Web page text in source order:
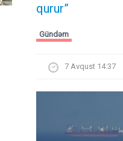
qurur”
Gündəm
7 Avqust 14:37